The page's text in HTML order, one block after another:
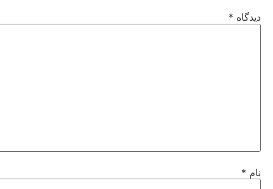
دیدگاه *
نام *